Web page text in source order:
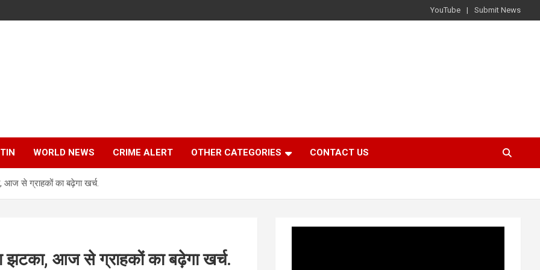
YouTube Submit News
WORLD NEWS CRIME ALERT OTHER CATEGORIES CONTACT US
आज से ग्राहकों का बढ़ेगा खर्च.
झटका, आज से ग्राहकों का बढ़ेगा खर्च.